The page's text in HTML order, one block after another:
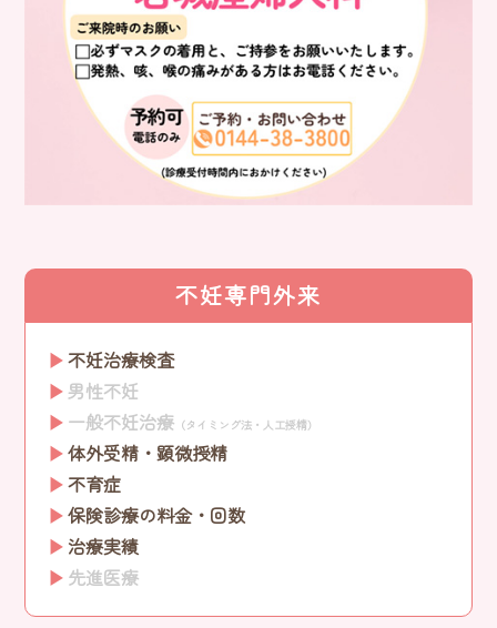
不妊専門外来
不妊治療検査
男性不妊
一般不妊治療 （タイミング法・人工授精）
体外受精・顕微授精
不育症
保険診療の料金・回数
治療実績
先進医療